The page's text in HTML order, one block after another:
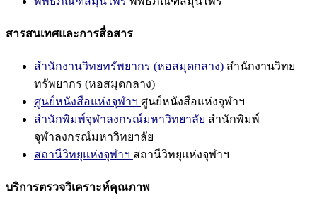
สารสนเทศและการสื่อสาร
สำนักงานวิทยทรัพยากร (หอสมุดกลาง) สำนักงานวิทย
ทรัพยากร (หอสมุดกลาง)
ศูนย์หนังสือแห่งจุฬาฯ ศูนย์หนังสือแห่งจุฬาฯ
สำนักพิมพ์จุฬาลงกรณ์มหาวิทยาลัย สำนักพิมพ์
จุฬาลงกรณ์มหาวิทยาลัย
สถานีวิทยุแห่งจุฬาฯ สถานีวิทยุแห่งจุฬาฯ
บริการตรวจวิเคราะห์คุณภาพ